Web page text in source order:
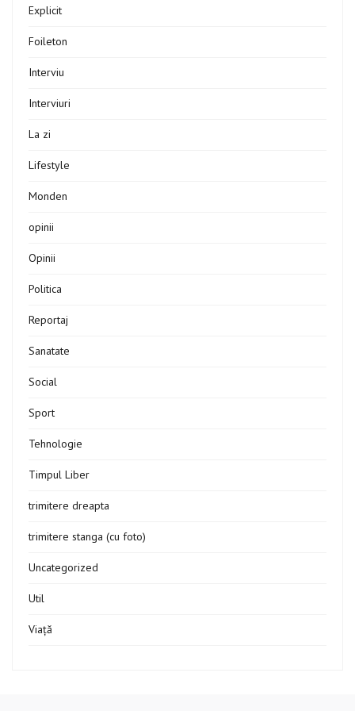
Explicit
Foileton
Interviu
Interviuri
La zi
Lifestyle
Monden
opinii
Opinii
Politica
Reportaj
Sanatate
Social
Sport
Tehnologie
Timpul Liber
trimitere dreapta
trimitere stanga (cu foto)
Uncategorized
Util
Viață